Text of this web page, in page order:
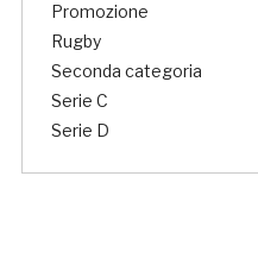
Promozione
Rugby
Seconda categoria
Serie C
Serie D